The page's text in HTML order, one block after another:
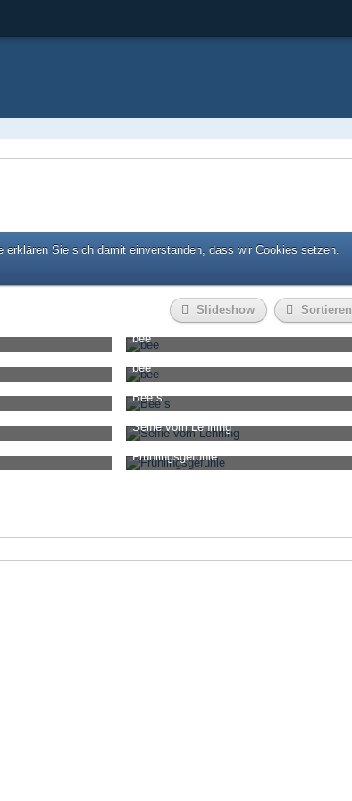
Sie sich damit einverstanden, dass wir Cookies setzen.
Slideshow Sortieren
08:50
bee
noahnesha-8. Oktober 2018, 08:50
3.398
0 0
08:50
bee
noahnesha-8. Oktober 2018, 08:50
3.439
0 0
20:49
Bee´s
noahnesha-10. August 2018, 20:49
7.489
0 0
20:49
Selfie vom Lehrling
noahnesha-10. August 2018, 20:49
10.911
2 3
08:13
Frühlingsgefühle
noahnesha-10. März 2018, 08:13